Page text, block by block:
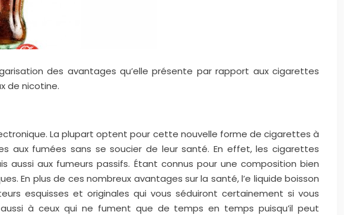
des avantages qu’elle présente par rapport aux cigarettes
de nicotine.
La plupart optent pour cette nouvelle forme de cigarettes à
aux fumées sans se soucier de leur santé. En effet, les cigarettes
aussi aux fumeurs passifs. Étant connus pour une composition bien
En plus de ces nombreux avantages sur la santé, l’e liquide boisson
esquisses et originales qui vous séduiront certainement si vous
à ceux qui ne fument que de temps en temps puisqu’il peut